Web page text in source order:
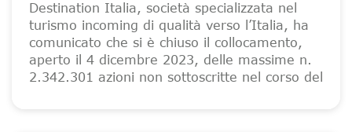
Destination Italia, società specializzata nel
turismo incoming di qualità verso l’Italia, ha
comunicato che si è chiuso il collocamento,
aperto il 4 dicembre 2023, delle massime n.
2.342.301 azioni non sottoscritte nel corso del